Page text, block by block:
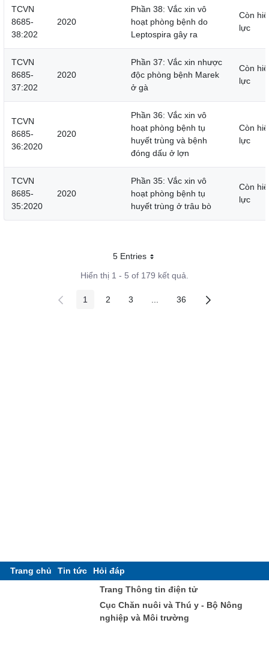
TCVN
8685-
38:202
2020
Phần 38: Vắc xin vô
hoạt phòng bệnh do
Leptospira gây ra
Còn
lực
TCVN
8685-
37:202
2020
Phần 37: Vắc xin nhược
độc phòng bệnh Marek
ở gà
Còn
lực
TCVN
8685-
36:2020
2020
Phần 36: Vắc xin vô
hoạt phòng bệnh tụ
huyết trùng và bệnh
đóng dấu ở lợn
Còn
lực
TCVN
8685-
35:2020
2020
Phần 35: Vắc xin vô
hoạt phòng bệnh tụ
huyết trùng ở trâu bò
Còn
lực
5 EntriesMỗi trang
Hiển thị 1 - 5 of 179 kết quả.
Các trang trên cổng
1 Các trang trên cổng
2 Các trang trên cổng
3 Các trang trung gian
Các trang trên cổng
36
Trang chủ Tin tức
Hỏi đáp
Trang Thông tin điện tử
Cục Chăn nuôi và Thú y - Bộ Nông
nghiệp và Môi trường